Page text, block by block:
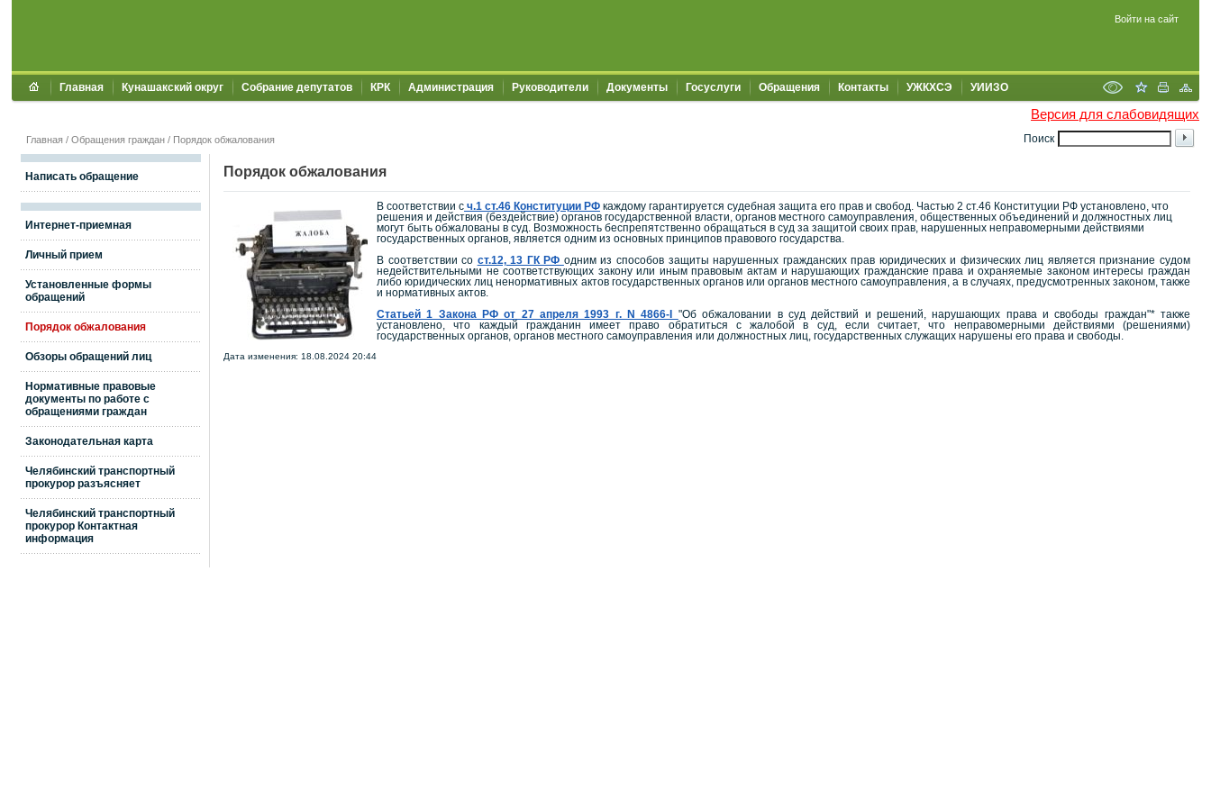
Войти на сайт
Главная Кунашакский округ Собрание депутатов КРК Администрация Руководители Документы Госуслуги Обращения Контакты УЖКХСЭ УИИЗО
Версия для слабовидящих
Поиск
Главная / Обращения граждан / Порядок обжалования
Написать обращение
Интернет-приемная
Личный прием
Установленные формы
обращений
Порядок обжалования
Обзоры обращений лиц
Нормативные правовые
документы по работе с
обращениями граждан
Законодательная карта
Челябинский транспортный
прокурор разъясняет
Челябинский транспортный
прокурор Контактная
информация
Порядок обжалования
В соответствии с ч.1 ст.46 Конституции РФ каждому гарантируется судебная защита его прав и свобод. Частью 2 ст.46 Конституции РФ установлено, что
решения и действия (бездействие) органов государственной власти, органов местного самоуправления, общественных объединений и должностных лиц
могут быть обжалованы в суд. Возможность беспрепятственно обращаться в суд за защитой своих прав, нарушенных неправомерными действиями
государственных органов, является одним из основных принципов правового государства.
В соответствии со ст.12, 13 ГК РФ одним из способов защиты нарушенных гражданских прав юридических и физических лиц является признание судом
недействительными не соответствующих закону или иным правовым актам и нарушающих гражданские права и охраняемые законом интересы граждан
либо юридических лиц ненормативных актов государственных органов или органов местного самоуправления, а в случаях, предусмотренных законом, также
и нормативных актов.
Статьей 1 Закона РФ от 27 апреля 1993 г. N 4866-I "Об обжаловании в суд действий и решений, нарушающих права и свободы граждан"* также
установлено, что каждый гражданин имеет право обратиться с жалобой в суд, если считает, что неправомерными действиями (решениями)
государственных органов, органов местного самоуправления или должностных лиц, государственных служащих нарушены его права и свободы.
Дата изменения: 18.08.2024 20:44